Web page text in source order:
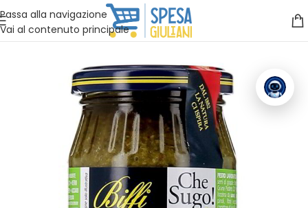
Passa alla navigazione
Vai al contenuto principale
Vuoi assistenza?Clicca qui e ti richiamiamo noi